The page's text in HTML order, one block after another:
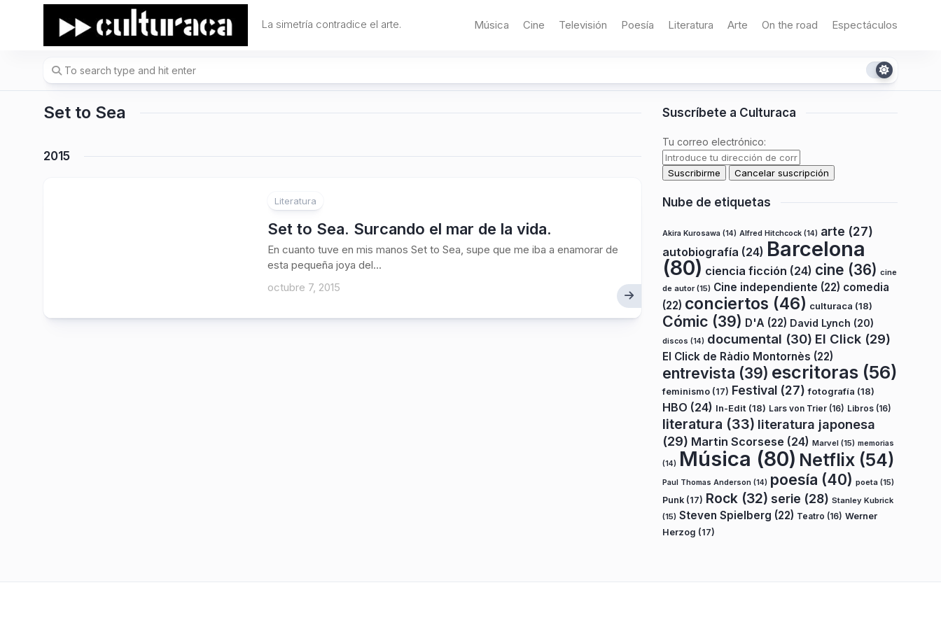
La simetría contradice el arte. Música Cine Televisión Poesía Literatura Arte On the road Espectáculos
Set to Sea
2015
Literatura
Set to Sea. Surcando el mar de la vida.
En cuanto tuve en mis manos Set to Sea, supe que me iba a enamorar de
esta pequeña joya del...
octubre 7, 2015
Suscríbete a Culturaca
Tu correo electrónico:
Nube de etiquetas
Akira Kurosawa (14) Alfred Hitchcock (14) arte (27)
autobiografía (24) Barcelona
(80) ciencia ficción (24) cine (36) cine
de autor(15) Cine independiente (22) comedia
(22) conciertos (46) culturaca (18)
Cómic (39) D'A (22) David Lynch (20)
discos (14) documental (30) El Click (29)
El Click de Ràdio Montornès (22)
entrevista (39) escritoras (56)
feminismo (17) Festival (27) fotografía (18)
HBO (24) In-Edit (18) Lars von Trier (16) Libros (16)
literatura (33) literatura japonesa
(29) Martin Scorsese (24) Marvel (15) memorias
(14) Música (80) Netflix (54)
Paul Thomas Anderson (14) poesía (40) poeta (15)
Punk (17) Rock (32) serie (28) Stanley Kubrick
(15) Steven Spielberg (22) Teatro (16) Werner
Herzog (17)